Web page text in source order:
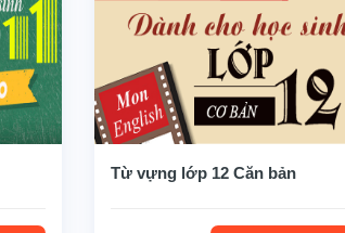
Từ vựng lớp 12 Căn bản